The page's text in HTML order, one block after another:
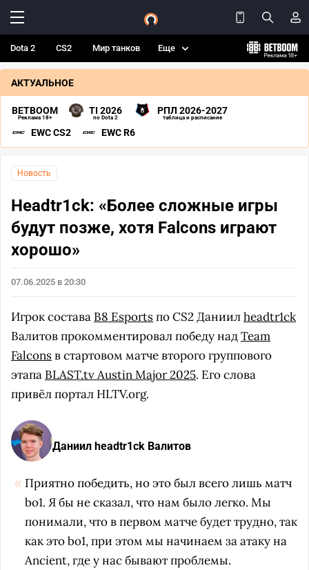
Dota 2 CS2 Мир танков Еще
АКТУАЛЬНОЕ
BETBOOM
Реклама 18+
TI 2026
по Dota 2
РПЛ 2026-2027
таблица и расписание
EWC CS2 EWC R6
Новость
Headtr1ck: «Более сложные игры
будут позже, хотя Falcons играют
хорошо»
07.06.2025 в 20:30
Игрок состава B8 Esportsпо CS2 Даниилheadtr1ck
Валитов прокомментировал победу надTeam
Falconsв стартовом матче второго группового
этапа BLAST.tv Austin Major 2025. Его слова
привёл портал HLTV.org.
Даниил headtr1ck Валитов
Приятно победить, но это был всего лишь матч
bo1. Я бы не сказал, что нам было легко. Мы
понимали, что в первом матче будет трудно, так
как это bo1, при этом мы начинаем за атаку на
Ancient, где у нас бывают проблемы.